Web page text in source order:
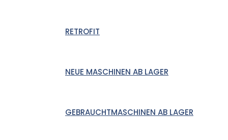
RETROFIT
NEUE MASCHINEN AB LAGER
GEBRAUCHTMASCHINEN AB LAGER